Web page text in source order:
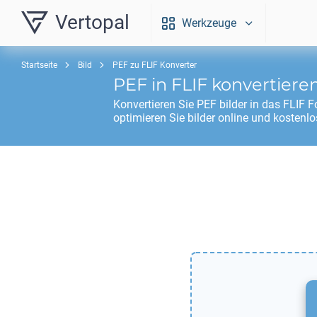
Vertopal Werkzeuge
Startseite Bild PEF zu FLIF Konverter
PEF in FLIF
Konvertieren Sie PEF bilder in das FLIF
optimieren Sie bilder online und